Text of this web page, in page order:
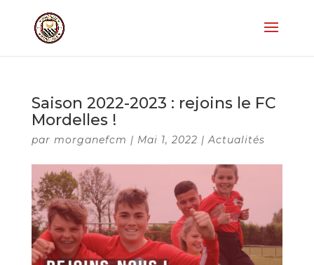
Saison 2022-2023 : rejoins le FC
Mordelles !
par morganefcm | Mai 1, 2022 |Actualités